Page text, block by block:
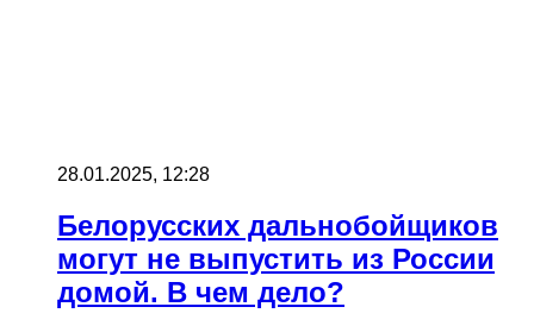
28.01.2025, 12:28
Белорусских дальнобойщиков
могут не выпустить из России
домой. В чем дело?